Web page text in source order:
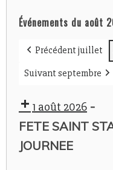
Événements du août
Précédent juillet
Suivant septembre
1 août 2026 -
FETE SAINT
JOURNEE